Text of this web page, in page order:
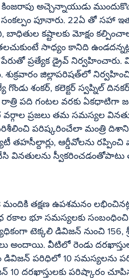
అచ్చెన్నాయుడు
పూనారు. 22ఏ తో సహా
బాధితుల కష్టాలకు మోక్షం
సాధ్యం కానిది
వివాదాలు పరిష్కరించి
పుండ్కర్‌, తదితరులు
పది గంటల వరకు ఏకధాటిగా
ప్రజలు తమ సమస్యల
పరిష్కరించేలా మంత్రి
ఆర్డీవోలను రప్పించి
వినతులను స్వీకరించడంతోపాటు
భూ సమస్యలకు
156, శ్రీకాకుళం డివిజన్‌
23
7